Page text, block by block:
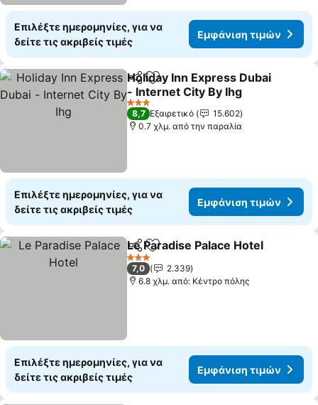
Επιλέξτε ημερομηνίες, για να
δείτε τις ακριβείς τιμές
Εμφάνιση τιμών
Κοινοποίηση
Προσθήκη στα αγαπημένα
Holiday Inn Express Dubai
- Internet City By Ihg
3 Αστέρια
8,7 Εξαιρετικό
15.602
0.7 χλμ. από την παραλία
Επιλέξτε ημερομηνίες, για να
δείτε τις ακριβείς τιμές
Εμφάνιση τιμών
Κοινοποίηση
Προσθήκη στα αγαπημένα
Le Paradise Palace Hotel
3 Αστέρια
7,0
2.339
6.8 χλμ. από: Κέντρο πόλης
Επιλέξτε ημερομηνίες, για να
δείτε τις ακριβείς τιμές
Εμφάνιση τιμών